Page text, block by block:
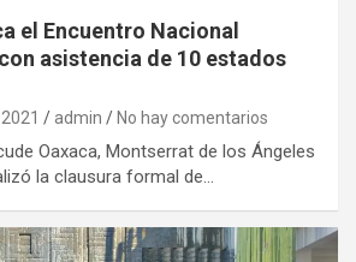
el Encuentro Nacional
asistencia de 10 estados
admin No hay comentarios
Oaxaca, Montserrat de los Ángeles
la clausura formal de…